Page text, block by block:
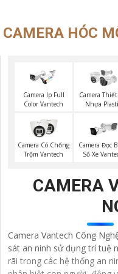
CAMERA HÓC
Camera Ip Full
Color Vantech
Camera
Nhựa
Camera Có Chống
Trộm Vantech
Camera Đọc
Số Xe
CAMERA
Camera Vantech Công
sát an ninh sử dụng trí tuệ
rãi trong các hệ thống an